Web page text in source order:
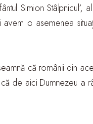
Simion
o asemenea
că românii din
de aici Dumnezeu a